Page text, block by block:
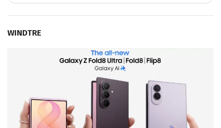
WINDTRE